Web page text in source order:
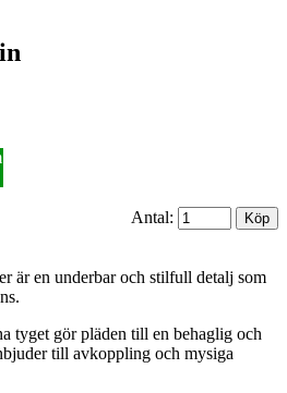
Antal:
är en underbar och stilfull detalj som
tyget gör pläden till en behaglig och
till avkoppling och mysiga